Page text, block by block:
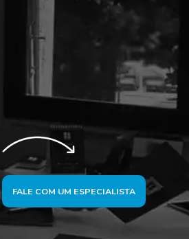
FALE COM UM ESPECIALISTA